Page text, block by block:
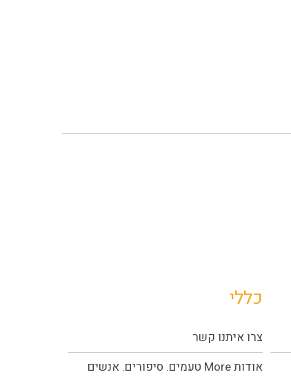
כללי
צרו איתנו קשר
אודות More טעמים. סיפורים. אנשים